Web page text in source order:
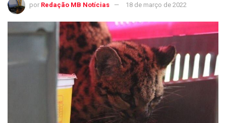
por Redação MB Notícias 18 de março de 2022